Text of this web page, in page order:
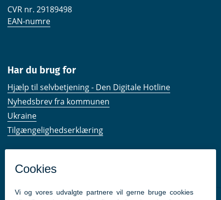
CVR nr. 29189498
EAN-numre
Har du brug for
Hjælp til selvbetjening - Den Digitale Hotline
Nyhedsbrev fra kommunen
Ukraine
Tilgængelighedserklæring
Følg os på Facebook